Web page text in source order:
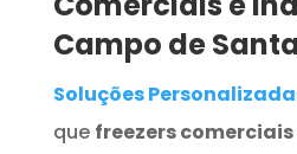
Campo de
Soluções
que freezers